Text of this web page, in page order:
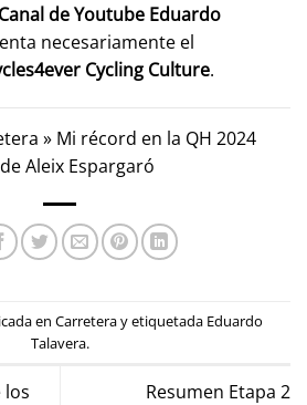
Canal de Youtube Eduardo
necesariamente el
Cycling Culture.
» Mi récord en la QH 2024
Aleix Espargaró
en Carreteray etiquetada Eduardo
Talavera.
los
Resumen Etapa 2